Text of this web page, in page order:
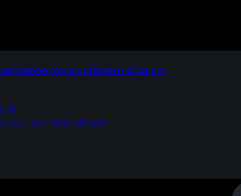
mit Kupferkern Ø 28 cm
€
MwSt | zzgl. Versandkosten